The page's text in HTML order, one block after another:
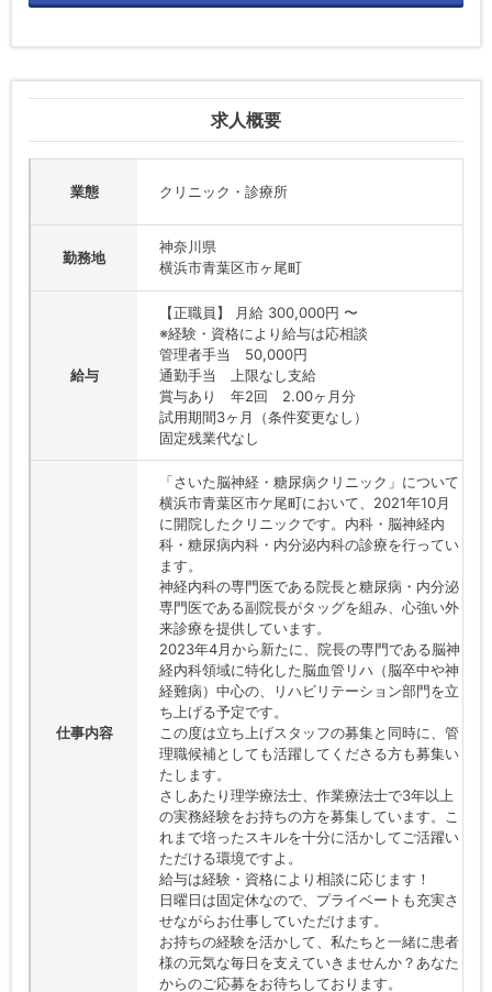
求人概要
業態 クリニック・診療所
勤務地
神奈川県
横浜市青葉区市ヶ尾町
給与
【正職員】 月給 300,000円 〜
※経験・資格により給与は応相談
管理者手当 50,000円
通勤手当 上限なし支給
賞与あり 年2回 2.00ヶ月分
試用期間3ヶ月（条件変更なし）
固定残業代なし
仕事内容
「さいた脳神経・糖尿病クリニック」について
横浜市青葉区市ケ尾町において、2021年10月
に開院したクリニックです。内科・脳神経内
科・糖尿病内科・内分泌内科の診療を行ってい
ます。
神経内科の専門医である院長と糖尿病・内分泌
専門医である副院長がタッグを組み、心強い外
来診療を提供しています。
2023年4月から新たに、院長の専門である脳神
経内科領域に特化した脳血管リハ（脳卒中や神
経難病）中心の、リハビリテーション部門を立
ち上げる予定です。
この度は立ち上げスタッフの募集と同時に、管
理職候補としても活躍してくださる方も募集い
たします。
さしあたり理学療法士、作業療法士で3年以上
の実務経験をお持ちの方を募集しています。こ
れまで培ったスキルを十分に活かしてご活躍い
ただける環境ですよ。
給与は経験・資格により相談に応じます！
日曜日は固定休なので、プライベートも充実さ
せながらお仕事していただけます。
お持ちの経験を活かして、私たちと一緒に患者
様の元気な毎日を支えていきませんか？あなた
からのご応募をお待ちしております。